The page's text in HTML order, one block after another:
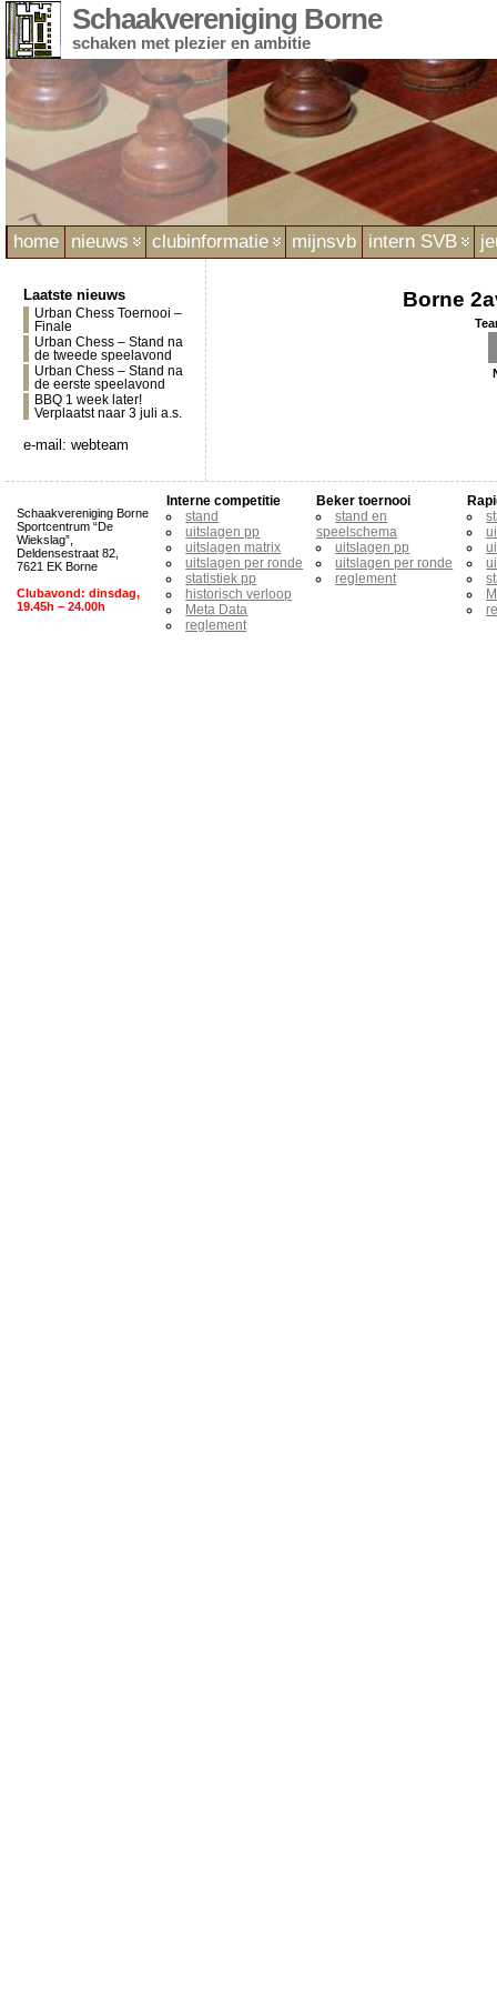
Schaakvereniging Borne
schaken met plezier en ambitie
home nieuws clubinformatie mijnsvb intern SVB
Laatste nieuws
Urban Chess Toernooi –
Finale
Urban Chess – Stand na
de tweede speelavond
Urban Chess – Stand na
de eerste speelavond
BBQ 1 week later!
Verplaatst naar 3 juli a.s.
e-mail: webteam
Borne
Schaakvereniging Borne
Sportcentrum “De
Wiekslag”,
Deldensestraat 82,
7621 EK Borne
Clubavond: dinsdag,
19.45h – 24.00h
Interne competitie
stand
uitslagen pp
uitslagen matrix
uitslagen per ronde
statistiek pp
historisch verloop
Meta Data
reglement
Beker toernooi
stand en
speelschema
uitslagen pp
uitslagen per ronde
reglement